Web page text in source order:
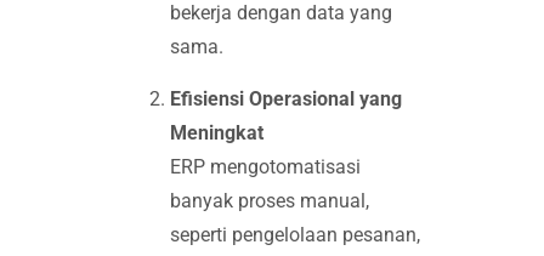
bekerja dengan data yang
sama.
Efisiensi Operasional yang
Meningkat
ERP mengotomatisasi
banyak proses manual,
seperti pengelolaan pesanan,